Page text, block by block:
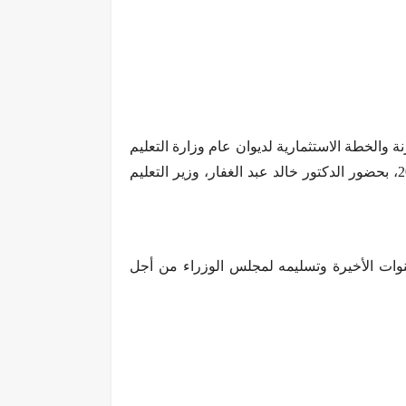
والخطة الاستثمارية لديوان عام وزارة التعليم
العالى والبحث العلمى وجامعات (القاهرة – عين شمس – حلوان) والمركز القومى للبحوث عن العام المالى 2022/2023، بحضور الدكتور خالد عبد الغفار، وزير التعليم
إلى أنه أنه سبق وأن تم تشكيل لجنة لحصر أعداد الحاصلين على الماجستير والدكتوراه خلال الـ10 سنوات الأخيرة وتسليمه لمجلس الوزراء من أجل